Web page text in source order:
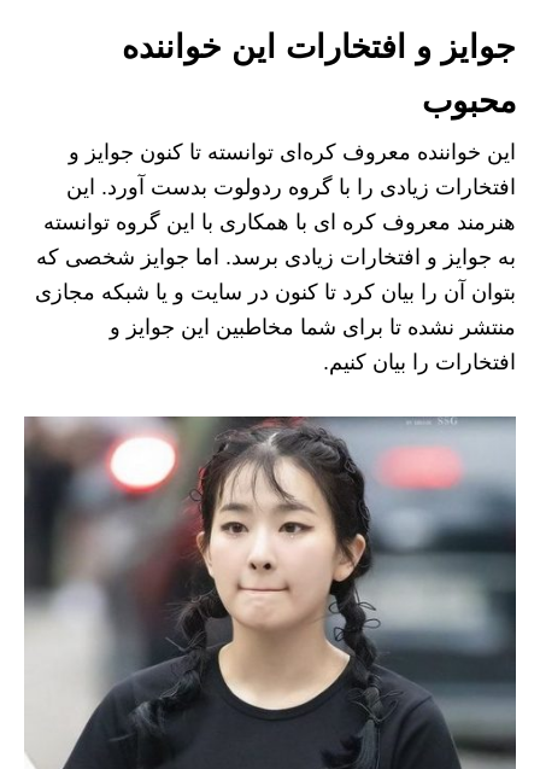
جوایز و افتخارات این خواننده
محبوب
این خواننده معروف کره‌ای توانسته تا کنون جوایز و
افتخارات زیادی را با گروه ردولوت بدست آورد. این
هنرمند معروف کره ای با همکاری با این گروه توانسته
به جوایز و افتخارات زیادی برسد. اما جوایز شخصی که
بتوان آن را بیان کرد تا کنون در سایت و یا شبکه مجازی
منتشر نشده تا برای شما مخاطبین این جوایز و
افتخارات را بیان کنیم.